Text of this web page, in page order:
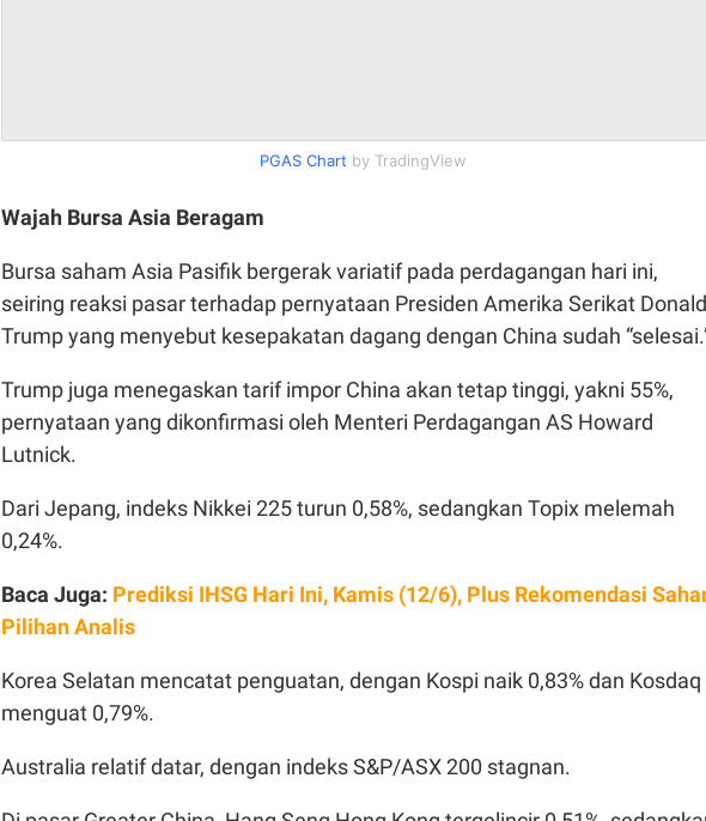
PGAS Chart by TradingView
Wajah Bursa Asia Beragam
Bursa saham Asia Pasifik bergerak variatif pada perdagangan hari ini,
seiring reaksi pasar terhadap pernyataan Presiden Amerika Serikat Donald
Trump yang menyebut kesepakatan dagang dengan China sudah
Trump juga menegaskan tarif impor China akan tetap tinggi, yakni 55%,
pernyataan yang dikonfirmasi oleh Menteri Perdagangan AS Howard
Lutnick.
Dari Jepang, indeks Nikkei 225 turun 0,58%, sedangkan Topix melemah
0,24%.
Baca Juga: Prediksi IHSG Hari Ini, Kamis (12/6), Plus Rekomendasi
Pilihan Analis
Korea Selatan mencatat penguatan, dengan Kospi naik 0,83% dan Kosdaq
menguat 0,79%.
Australia relatif datar, dengan indeks S&P/ASX 200 stagnan.